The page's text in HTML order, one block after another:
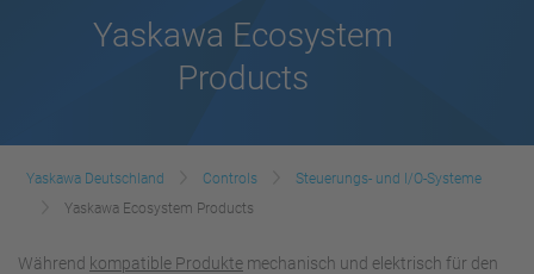
Yaskawa Ecosystem
Products
Yaskawa Deutschland Controls
Steuerungs- und I/O-Systeme
Yaskawa Ecosystem Products
Während kompatible Produkte mechanisch und elektrisch für den